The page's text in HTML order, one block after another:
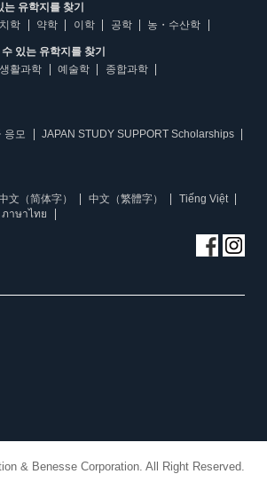
유학지를 찾기
학
약학 이학 공학 농・수산학
있는 유학지를 찾기
생활과학
예술학 종합과학
응모 JAPAN STUDY SUPPORT Scholarships
文（简体字） 中文（繁體字）
Tiếng Việt
ภาษาไทย
& Benesse Corporation. All Right Reserved.